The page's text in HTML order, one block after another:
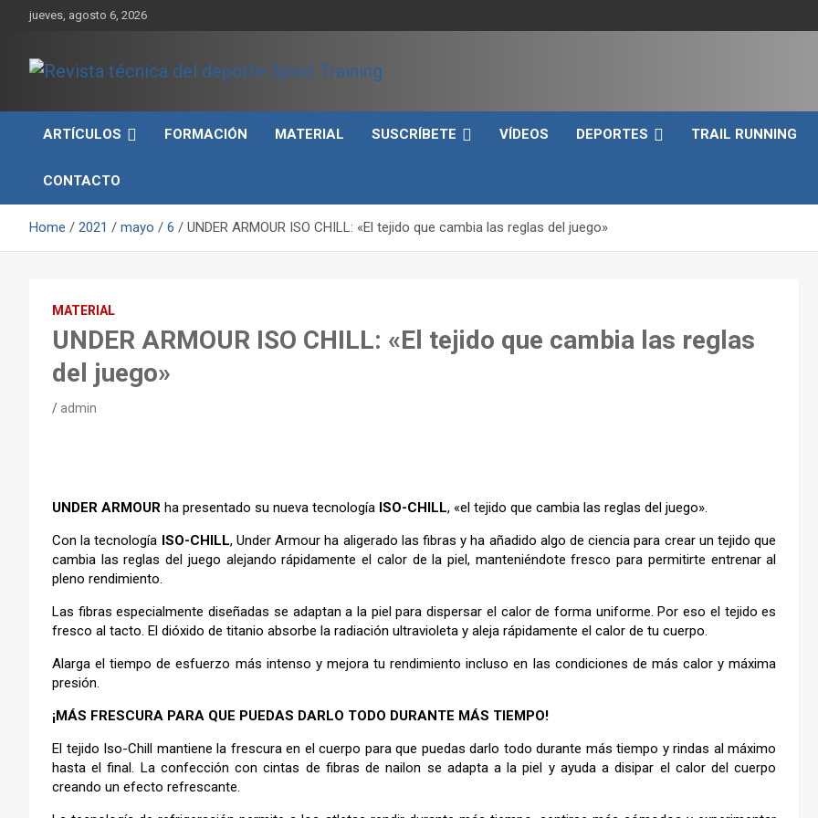
jueves, agosto 6, 2026
Revista técnica del
deporte Sport Training
rendimiento, nutrición y entrenamiento.
ARTÍCULOS
FORMACIÓN MATERIAL SUSCRÍBETE VÍDEOS DEPORTES TRAIL RUNNING
CONTACTO
Home 2021 mayo 6 UNDER ARMOUR ISO CHILL: «El tejido que cambia las reglas del juego»
MATERIAL
UNDER ARMOUR ISO CHILL: «El tejido que cambia las reglas
del juego»
admin
UNDER ARMOUR ha presentado su nueva tecnología ISO-CHILL, «el tejido que cambia las reglas del juego».
Con la tecnología ISO-CHILL, Under Armour ha aligerado las fibras y ha añadido algo de ciencia para crear un tejido que
cambia las reglas del juego alejando rápidamente el calor de la piel, manteniéndote fresco para permitirte entrenar al
pleno rendimiento.
Las fibras especialmente diseñadas se adaptan a la piel para dispersar el calor de forma uniforme. Por eso el tejido es
fresco al tacto. El dióxido de titanio absorbe la radiación ultravioleta y aleja rápidamente el calor de tu cuerpo.
Alarga el tiempo de esfuerzo más intenso y mejora tu rendimiento incluso en las condiciones de más calor y máxima
presión.
¡MÁS FRESCURA PARA QUE PUEDAS DARLO TODO DURANTE MÁS TIEMPO!
El tejido Iso-Chill mantiene la frescura en el cuerpo para que puedas darlo todo durante más tiempo y rindas al máximo
hasta el final. La confección con cintas de fibras de nailon se adapta a la piel y ayuda a disipar el calor del cuerpo
creando un efecto refrescante.